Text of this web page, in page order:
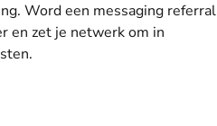
Word een messaging referral
en zet je netwerk om in